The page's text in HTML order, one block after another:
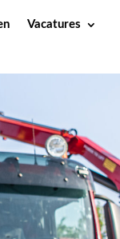
Vacatures